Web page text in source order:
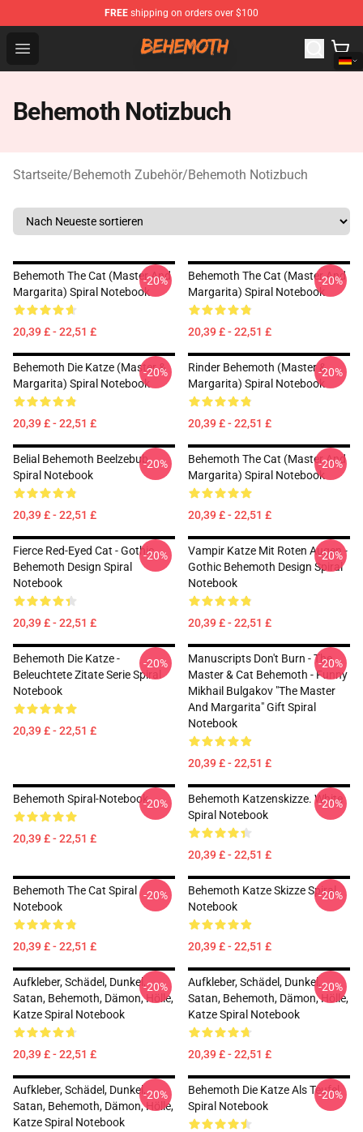
FREE shipping on orders over $100
Open menu
Behemoth Store - Official Behemoth Merchandise Shop
Behemoth Notizbuch
Startseite/Behemoth Zubehör/Behemoth Notizbuch
Behemoth The Cat (Master And
Margarita) Spiral Notebook
20,39 £ - 22,51 £
-20%
Behemoth The Cat (Master And
Margarita) Spiral Notebook
20,39 £ - 22,51 £
-20%
Behemoth Die Katze (Master &
Margarita) Spiral Notebook
20,39 £ - 22,51 £
-20%
Rinder Behemoth (Master &
Margarita) Spiral Notebook
20,39 £ - 22,51 £
-20%
Belial Behemoth Beelzebub
Spiral Notebook
20,39 £ - 22,51 £
-20%
Behemoth The Cat (Master And
Margarita) Spiral Notebook
20,39 £ - 22,51 £
-20%
Fierce Red-Eyed Cat - Gothic
Behemoth Design Spiral
Notebook
20,39 £ - 22,51 £
-20%
Vampir Katze Mit Roten Augen -
Gothic Behemoth Design Spiral
Notebook
20,39 £ - 22,51 £
-20%
Behemoth Die Katze -
Beleuchtete Zitate Serie Spiral
Notebook
20,39 £ - 22,51 £
-20%
Manuscripts Don't Burn - The
Master & Cat Behemoth - Funny
Mikhail Bulgakov "The Master
And Margarita" Gift Spiral
Notebook
20,39 £ - 22,51 £
-20%
Behemoth Spiral-Notebook
20,39 £ - 22,51 £
-20%
Behemoth Katzenskizze. White
Spiral Notebook
20,39 £ - 22,51 £
-20%
Behemoth The Cat Spiral
Notebook
20,39 £ - 22,51 £
-20%
Behemoth Katze Skizze Spiral
Notebook
20,39 £ - 22,51 £
-20%
Aufkleber, Schädel, Dunkel,
Satan, Behemoth, Dämon, Hölle,
Katze Spiral Notebook
20,39 £ - 22,51 £
-20%
Aufkleber, Schädel, Dunkel,
Satan, Behemoth, Dämon, Hölle,
Katze Spiral Notebook
20,39 £ - 22,51 £
-20%
Aufkleber, Schädel, Dunkel,
Satan, Behemoth, Dämon, Hölle,
Katze Spiral Notebook
-20%
Behemoth Die Katze Als Teufel
Spiral Notebook
-20%